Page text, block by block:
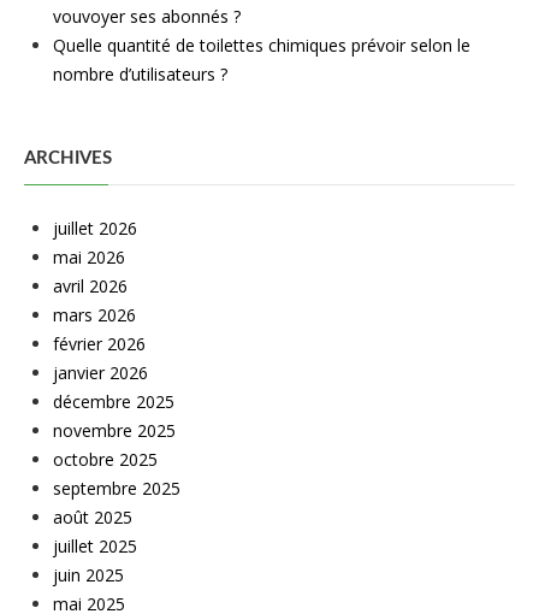
vouvoyer ses abonnés ?
Quelle quantité de toilettes chimiques prévoir selon le
nombre d’utilisateurs ?
ARCHIVES
juillet 2026
mai 2026
avril 2026
mars 2026
février 2026
janvier 2026
décembre 2025
novembre 2025
octobre 2025
septembre 2025
août 2025
juillet 2025
juin 2025
mai 2025